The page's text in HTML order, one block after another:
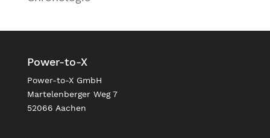
Power-to-X
Power-to-X GmbH
Martelenberger Weg 7
52066 Aachen